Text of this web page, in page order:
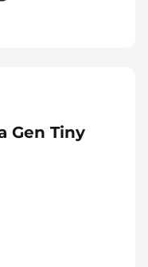
Gen Tiny